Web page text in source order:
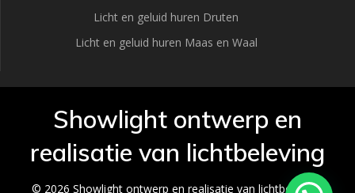
Licht en geluid huren Druten
Licht en geluid huren Maas en Waal
Showlight ontwerp en
realisatie van lichtbeleving
© 2026 Showlight ontwerp en realisatie van lichtbeleving.